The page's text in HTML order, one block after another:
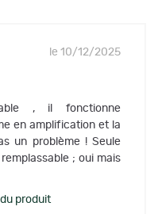
le 10/12/2025
, il fonctionne
en amplification et la
un problème ! Seule
; oui mais
produit